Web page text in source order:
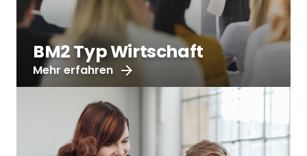
BM2 Typ Wirtschaft
Mehr erfahren